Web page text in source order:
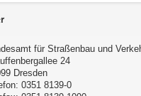
für Straßenbau und
24
Dresden
0351 8139-0